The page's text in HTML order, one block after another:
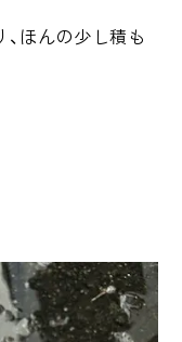
ほんの少し積も